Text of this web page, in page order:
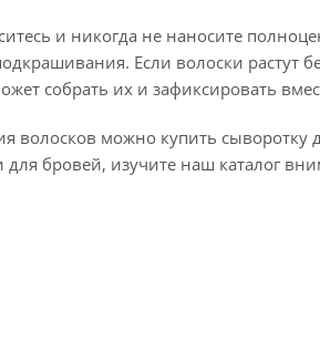
и никогда не наносите
Если волоски растут
собрать их и зафиксировать
волосков можно купить сыворотку
для бровей, изучите наш каталог